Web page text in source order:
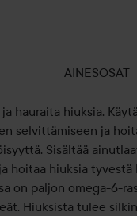
AINESOSAT
hauraita hiuksia.
selvittämiseen ja
Sisältää
hoitaa hiuksia tyvestä
on paljon omega-6-
Hiuksista tulee